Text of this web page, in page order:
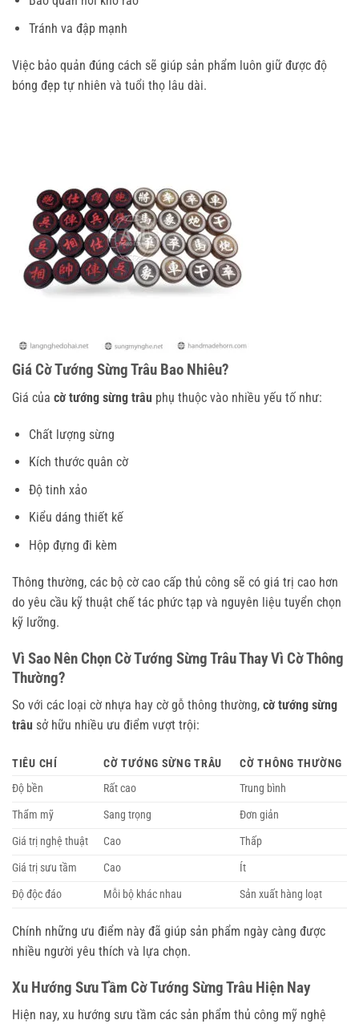
Tránh va đập mạnh
Việc bảo quản đúng cách sẽ giúp sản phẩm luôn giữ được độ
bóng đẹp tự nhiên và tuổi thọ lâu dài.
Giá Cờ Tướng Sừng Trâu Bao Nhiêu?
Giá của cờ tướng sừng trâu phụ thuộc vào nhiều yếu tố như:
Chất lượng sừng
Kích thước quân cờ
Độ tinh xảo
Kiểu dáng thiết kế
Hộp đựng đi kèm
Thông thường, các bộ cờ cao cấp thủ công sẽ có giá trị cao hơn
do yêu cầu kỹ thuật chế tác phức tạp và nguyên liệu tuyển chọn
kỹ lưỡng.
Vì Sao Nên Chọn Cờ Tướng Sừng Trâu Thay Vì Cờ Thông
Thường?
So với các loại cờ nhựa hay cờ gỗ thông thường, cờ tướng sừng
trâu sở hữu nhiều ưu điểm vượt trội:
TIÊU CHÍ CỜ TƯỚNG SỪNG TRÂU
CỜ THÔNG THƯỜNG
Độ bền
Rất cao
Trung bình
Thẩm mỹ
Sang trọng
Đơn giản
Giá trị nghệ thuật
Cao
Thấp
Giá trị sưu tầm
Cao
Ít
Độ độc đáo
Mỗi bộ khác nhau Sản xuất hàng loạt
Chính những ưu điểm này đã giúp sản phẩm ngày càng được
nhiều người yêu thích và lựa chọn.
Xu Hướng Sưu Tầm Cờ Tướng Sừng Trâu Hiện Nay
Hiện nay, xu hướng sưu tầm các sản phẩm thủ công mỹ nghệ